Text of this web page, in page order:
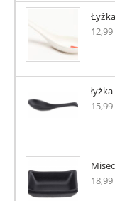
12,99
15,99
18,99